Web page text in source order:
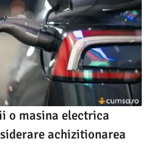
o masina electrica
achizitionarea